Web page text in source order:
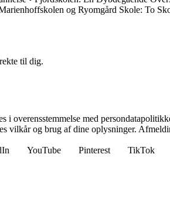
og Ryomgård Skole: To
til dig.
i overensstemmelse med
vilkår og brug af dine oplysninger.
YouTube Pinterest TikTok